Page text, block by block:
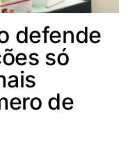
defende
só
de